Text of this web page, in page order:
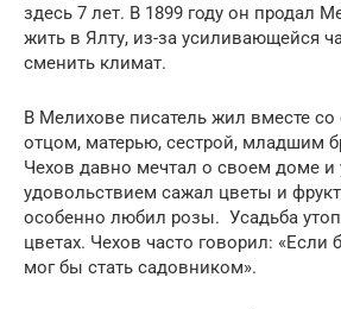
здесь 7 лет. В 1899 году он продал
жить в Ялту, из-за усиливающейся
сменить климат.
В Мелихове писатель жил вместе
отцом, матерью, сестрой, младшим
Чехов давно мечтал о своем доме и
удовольствием сажал цветы и
особенно любил розы. Усадьба
цветах. Чехов часто говорил: «Если
мог бы стать садовником».